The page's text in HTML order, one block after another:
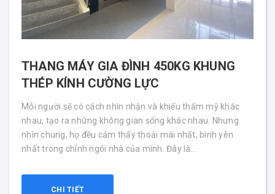
THANG MÁY GIA ĐÌNH 450KG KHUNG
THÉP KÍNH CƯỜNG LỰC
Mỗi người sẽ có cách nhìn nhận và khiếu thẩm mỹ khác
nhau, tạo ra những không gian sống khác nhau. Nhưng
nhìn chung, họ đều cảm thấy thoải mái nhất, bình yên
nhất trong chính ngôi nhà của mình. Đây là...
CHI TIẾT